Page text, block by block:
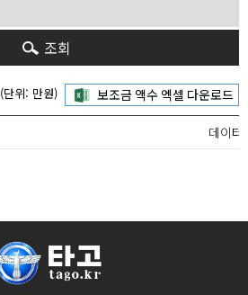
조회
(단위: 만원)
데이터